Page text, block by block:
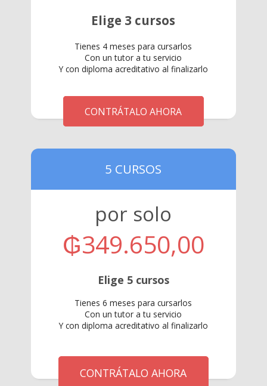
Elige 3 cursos
Tienes 4 meses para cursarlos
Con un tutor a tu servicio
Y con diploma acreditativo al finalizarlo
CONTRÁTALO AHORA
5 CURSOS
por solo
₲349.650,00
Elige 5 cursos
Tienes 6 meses para cursarlos
Con un tutor a tu servicio
Y con diploma acreditativo al finalizarlo
CONTRÁTALO AHORA